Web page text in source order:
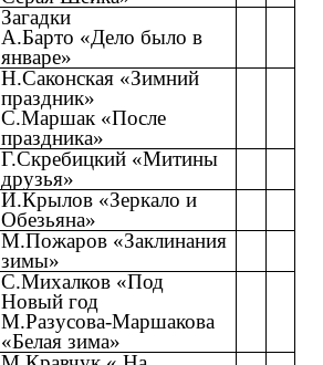
Загадки
А.Барто «Дело было в
январе»
Н.Саконская «Зимний
праздник»
С.Маршак «После
праздника»
Г.Скребицкий «Митины
друзья»
И.Крылов «Зеркало и
Обезьяна»
М.Пожаров «Заклинания
зимы»
С.Михалков «Под
Новый год
М.Разусова-Маршакова
«Белая зима»